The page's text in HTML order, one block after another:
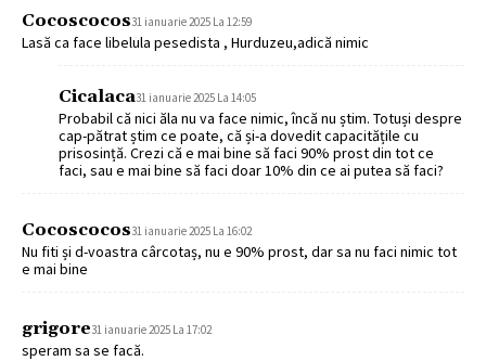
Cocoscocos31 ianuarie 2025 La 12:59
Lasă ca face libelula pesedista , Hurduzeu,adică nimic
Cicalaca31 ianuarie 2025 La 14:05
Probabil că nici ăla nu va face nimic, încă nu știm. Totuși despre
cap-pătrat știm ce poate, că și-a dovedit capacitățile cu
prisosință. Crezi că e mai bine să faci 90% prost din tot ce
faci, sau e mai bine să faci doar 10% din ce ai putea să faci?
Cocoscocos31 ianuarie 2025 La 16:02
Nu fiti și d-voastra cârcotaș, nu e 90% prost, dar sa nu faci nimic tot
e mai bine
grigore31 ianuarie 2025 La 17:02
speram sa se facă.